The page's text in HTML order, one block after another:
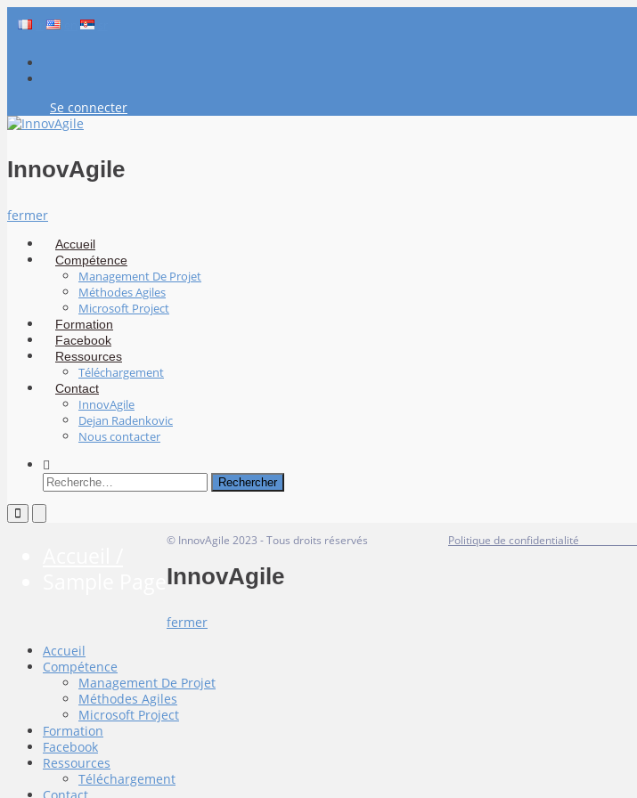
au
Se connecter
InnovAgile
fermer
Accueil
Compétence
Management De Projet
Méthodes Agiles
Microsoft Project
Formation
Facebook
Ressources
Téléchargement
Contact
InnovAgile
Dejan Radenkovic
Nous contacter
Afficher
le
formulaire
de
recherche
Rechercher :
Menu
principalprincipal
© InnovAgile 2023 - Tous droits réservés Politique de confidentialité
InnovAgile
fermer
Accueil
Compétence
Management De Projet
Méthodes Agiles
Microsoft Project
Formation
Facebook
Ressources
Téléchargement